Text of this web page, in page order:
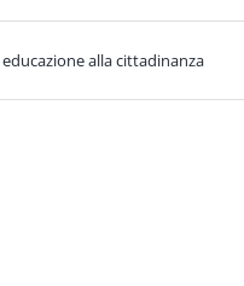
educazione alla cittadinanza